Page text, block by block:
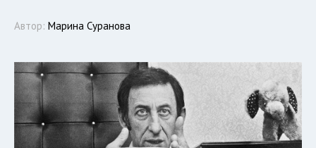
Автор: Марина Суранова